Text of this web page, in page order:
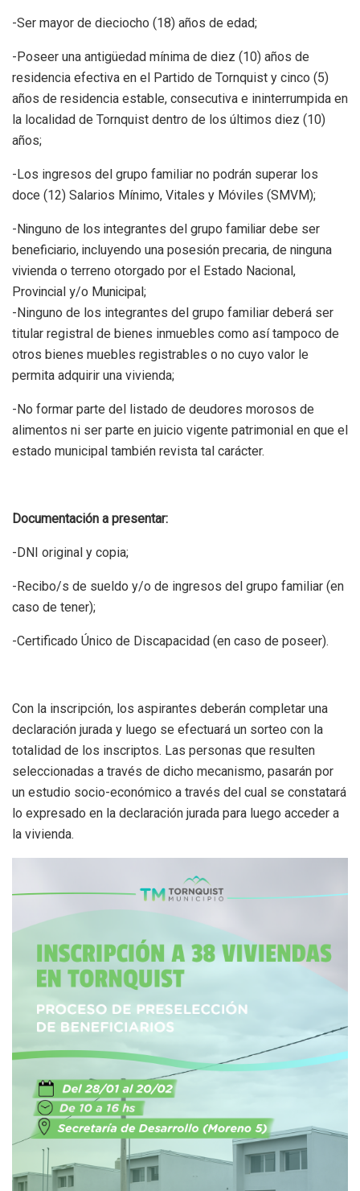
-Ser mayor de dieciocho (18) años de edad;
-Poseer una antigüedad mínima de diez (10) años de
residencia efectiva en el Partido de Tornquist y cinco (5)
años de residencia estable, consecutiva e ininterrumpida en
la localidad de Tornquist dentro de los últimos diez (10)
años;
-Los ingresos del grupo familiar no podrán superar los
doce (12) Salarios Mínimo, Vitales y Móviles (SMVM);
-Ninguno de los integrantes del grupo familiar debe ser
beneficiario, incluyendo una posesión precaria, de ninguna
vivienda o terreno otorgado por el Estado Nacional,
Provincial y/o Municipal;
-Ninguno de los integrantes del grupo familiar deberá ser
titular registral de bienes inmuebles como así tampoco de
otros bienes muebles registrables o no cuyo valor le
permita adquirir una vivienda;
-No formar parte del listado de deudores morosos de
alimentos ni ser parte en juicio vigente patrimonial en que el
estado municipal también revista tal carácter.
Documentación a presentar:
-DNI original y copia;
-Recibo/s de sueldo y/o de ingresos del grupo familiar (en
caso de tener);
-Certificado Único de Discapacidad (en caso de poseer).
Con la inscripción, los aspirantes deberán completar una
declaración jurada y luego se efectuará un sorteo con la
totalidad de los inscriptos. Las personas que resulten
seleccionadas a través de dicho mecanismo, pasarán por
un estudio socio-económico a través del cual se constatará
lo expresado en la declaración jurada para luego acceder a
la vivienda.